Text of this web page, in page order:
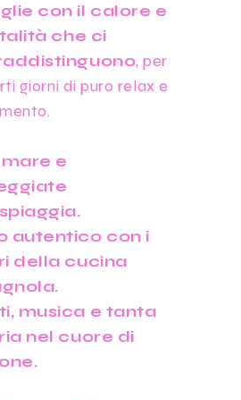
con il calore e
che ci
, per
giorni di puro relax e
e
autentico con i
della cucina
musica e tanta
nel cuore di